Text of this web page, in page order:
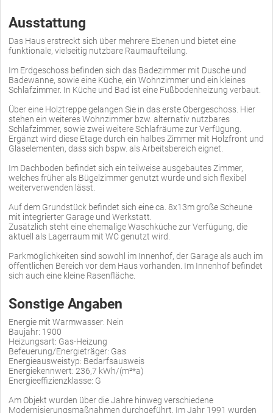
Ausstattung
Das Haus erstreckt sich über mehrere Ebenen und bietet eine
funktionale, vielseitig nutzbare Raumaufteilung.
Im Erdgeschoss befinden sich das Badezimmer mit Dusche und
Badewanne, sowie eine Küche, ein Wohnzimmer und ein kleines
Schlafzimmer. In Küche und Bad ist eine Fußbodenheizung verbaut.
Über eine Holztreppe gelangen Sie in das erste Obergeschoss. Hier
stehen ein weiteres Wohnzimmer bzw. alternativ nutzbares
Schlafzimmer, sowie zwei weitere Schlafräume zur Verfügung.
Ergänzt wird diese Etage durch ein halbes Zimmer mit Holzfront und
Glaselementen, dass sich bspw. als Arbeitsbereich eignet.
Im Dachboden befindet sich ein teilweise ausgebautes Zimmer,
welches früher als Bügelzimmer genutzt wurde und sich flexibel
weiterverwenden lässt.
Auf dem Grundstück befindet sich eine ca. 8x13m große Scheune
mit integrierter Garage und Werkstatt.
Zusätzlich steht eine ehemalige Waschküche zur Verfügung, die
aktuell als Lagerraum mit WC genutzt wird.
Parkmöglichkeiten sind sowohl im Innenhof, der Garage als auch im
öffentlichen Bereich vor dem Haus vorhanden. Im Innenhof befindet
sich auch eine kleine Rasenfläche.
Sonstige Angaben
Energie mit Warmwasser: Nein
Baujahr: 1900
Heizungsart: Gas-Heizung
Befeuerung/Energieträger: Gas
Energieausweistyp: Bedarfsausweis
Energiekennwert: 236,7 kWh/(m²*a)
Energieeffizienzklasse: G
Am Objekt wurden über die Jahre hinweg verschiedene
Modernisierungsmaßnahmen durchgeführt. Im Jahr 1991 wurden